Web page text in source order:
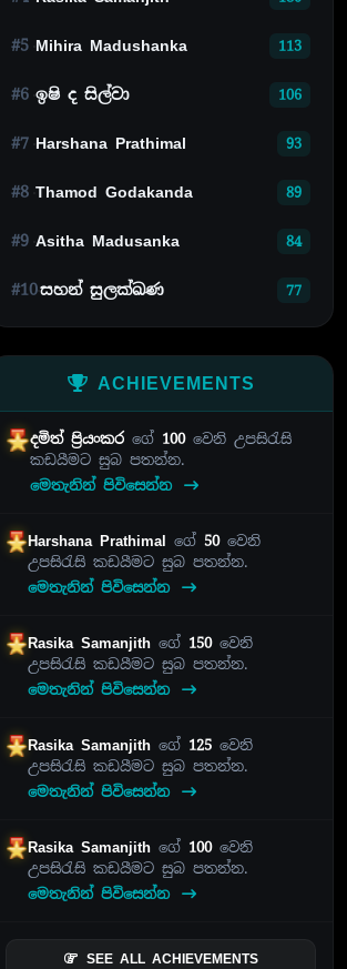
#5 Mihira Madushanka 113
#6 ඉෂි ද සිල්වා 106
#7 Harshana Prathimal 93
#8 Thamod Godakanda 89
#9 Asitha Madusanka 84
#10සහන් සුලක්ඛණ 77
ACHIEVEMENTS
දමිත් ප්‍රියංකර ගේ 100වෙනි උපසිරැසි
කඩයීමට සුබ පතන්න.
මෙතැනින් පිවිසෙන්න
Harshana Prathimal ගේ 50වෙනි
උපසිරැසි කඩයීමට සුබ පතන්න.
මෙතැනින් පිවිසෙන්න
Rasika Samanjithගේ 150වෙනි
උපසිරැසි කඩයීමට සුබ පතන්න.
මෙතැනින් පිවිසෙන්න
Rasika Samanjithගේ 125 වෙනි
උපසිරැසි කඩයීමට සුබ පතන්න.
මෙතැනින් පිවිසෙන්න
Rasika Samanjithගේ 100වෙනි
උපසිරැසි කඩයීමට සුබ පතන්න.
මෙතැනින් පිවිසෙන්න
SEE ALL ACHIEVEMENTS